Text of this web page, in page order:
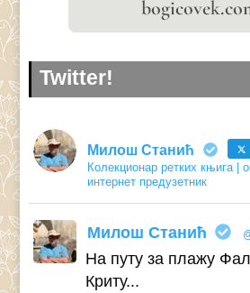
Twitter!
Милош Станић
Колекционар ретких књига |
интернет предузетник
Милош Станић
На путу за плажу
Криту...